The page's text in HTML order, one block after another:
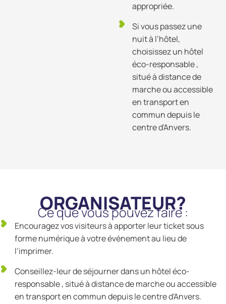
appropriée.
Si vous passez une
nuit à l’hôtel,
choisissez un hôtel
éco-responsable ,
situé à distance de
marche ou accessible
en transport en
commun depuis le
centre d'Anvers.
ORGANISATEUR?
Ce que vous pouvez faire :
Encouragez vos visiteurs à apporter leur ticket sous
forme numérique à votre événement au lieu de
l’imprimer.
Conseillez-leur de séjourner dans un hôtel éco-
responsable , situé à distance de marche ou accessible
en transport en commun depuis le centre d'Anvers.